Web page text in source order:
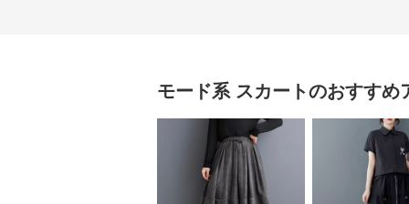
モード系 スカートのおすすめ